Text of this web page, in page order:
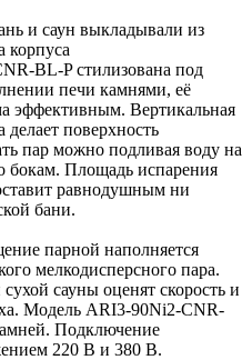
и саун выкладывали из
корпуса
BL-P стилизована под
печи камнями, её
эффективным. Вертикальная
поверхность
пар можно подливая воду на
бокам. Площадь испарения
равнодушным ни
бани.
парной наполняется
мелкодисперсного пара.
сауны оценят скорость и
Модель ARI3-90Ni2-CNR-
Подключение
220 В и 380 В.